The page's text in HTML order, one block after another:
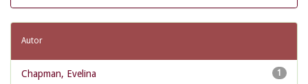
Autor
1
Chapman, Evelina